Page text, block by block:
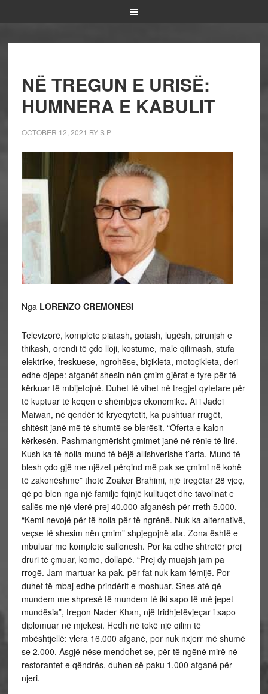
NË TREGUN E URISË:
HUMNERA E KABULIT
OCTOBER 12, 2021 BYS P
Nga LORENZO CREMONESI
Televizorë, komplete piatash, gotash, lugësh, pirunjsh e
thikash, orendi të çdo lloji, kostume, male qilimash, stufa
elektrike, freskuese, ngrohëse, biçikleta, motoçikleta, deri
edhe djepe: afganët shesin nën çmim gjërat e tyre për të
kërkuar të mbijetojnë. Duhet të vihet në tregjet qytetare për
të kuptuar të keqen e shëmbjes ekonomike. Ai i Jadei
Maiwan, në qendër të kryeqytetit, ka pushtuar rrugët,
shitësit janë më të shumtë se blerësit. “Oferta e kalon
kërkesën. Pashmangmërisht çmimet janë në rënie të lirë.
Kush ka të holla mund të bëjë allishverishe t’arta. Mund të
blesh çdo gjë me njëzet përqind më pak se çmimi në kohë
të zakonëshme” thotë Zoaker Brahimi, një tregëtar 28 vjeç,
që po blen nga një familje fqinjë kulltuqet dhe tavolinat e
sallës me një vlerë prej 40.000 afganësh për rreth 5.000.
“Kemi nevojë për të holla për të ngrënë. Nuk ka alternativë,
veçse të shesim nën çmim” shpjegojnë ata. Zona është e
mbuluar me komplete sallonesh. Por ka edhe shtretër prej
druri të çmuar, komo, dollapë. “Prej dy muajsh jam pa
rrogë. Jam martuar ka pak, për fat nuk kam fëmijë. Por
duhet të mbaj edhe prindërit e moshuar. Shes atë që
mundem me shpresë të mundem të iki sapo të më jepet
mundësia”, tregon Nader Khan, një tridhjetëvjeçar i sapo
diplomuar në mjekësi. Hedh në tokë një qilim të
mbështjellë: vlera 16.000 afganë, por nuk nxjerr më shumë
se 2.000. Asgjë nëse mendohet se, për të ngënë mirë në
restorantet e qëndrës, duhen së paku 1.000 afganë për
njeri.